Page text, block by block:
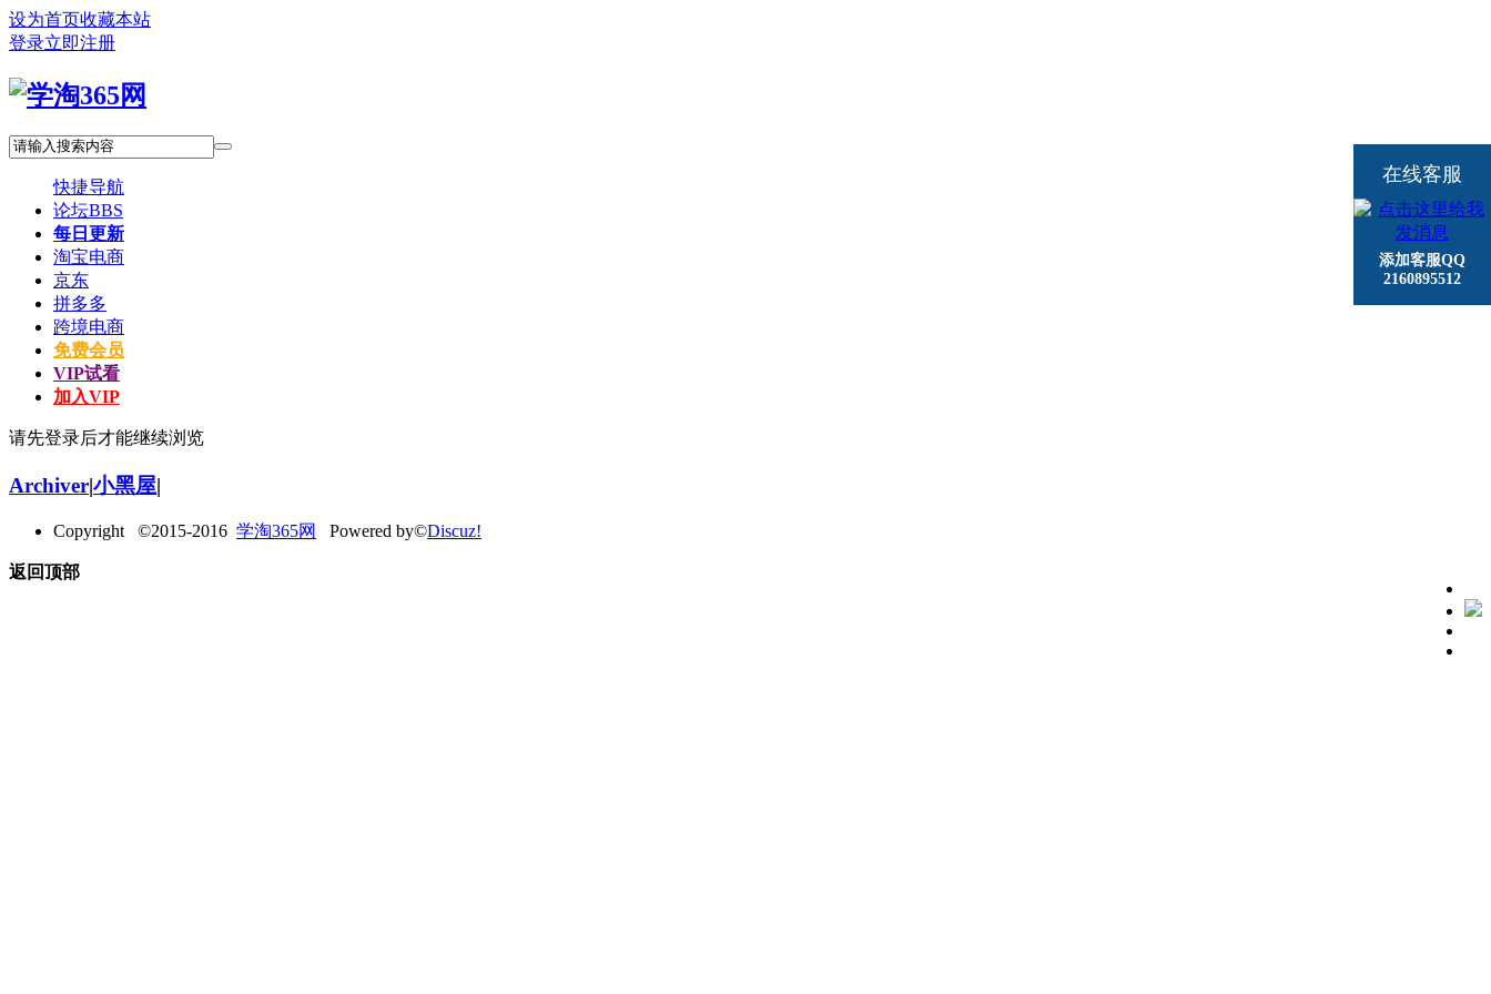
设为首页收藏本站
登录立即注册
快捷导航
论坛BBS
每日更新
淘宝电商
京东
拼多多
跨境电商
免费会员
VIP试看
加入VIP
请先登录后才能继续浏览
在线客服
添加客服QQ
2160895512
Archiver|小黑屋|
Copyright ©2015-2016 学淘365网 Powered by©Discuz!
返回顶部